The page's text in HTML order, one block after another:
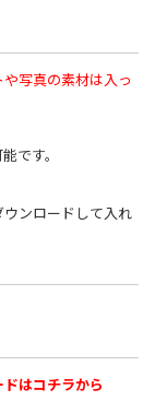
や写真の素材は入っ
です。
ンロードして入れ
はコチラから